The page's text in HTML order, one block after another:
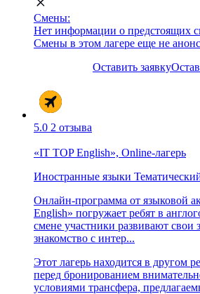
Смены:
Нет информации о предстоящих
Смены в этом лагере еще не
Оставить заявку
5.0 2 отзыва
«IT TOP English», Online-лагерь
Иностранные языки
Онлайн-программа от языковой
English» погружает ребят в
смене участники развивают свои
знакомство с интер...
Этот лагерь находится в другом
перед бронированием
условиями трансфера,